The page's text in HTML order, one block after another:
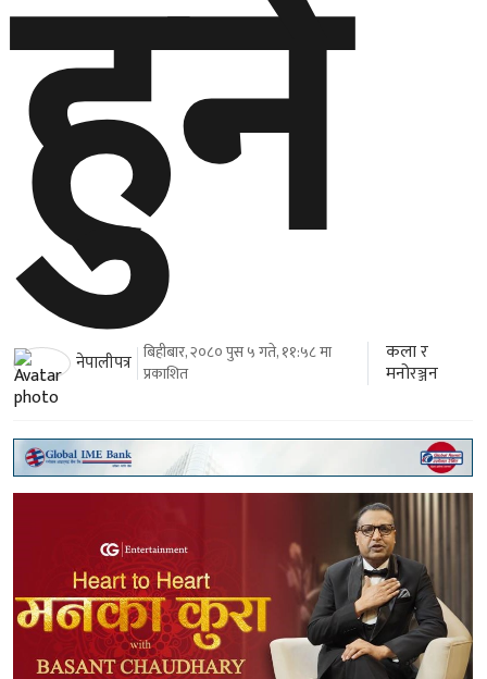
हुने
नेपालीपत्र बिहीबार, २०८० पुस ५ गते, ११:५८ मा
प्रकाशित
कला र
मनोरञ्जन